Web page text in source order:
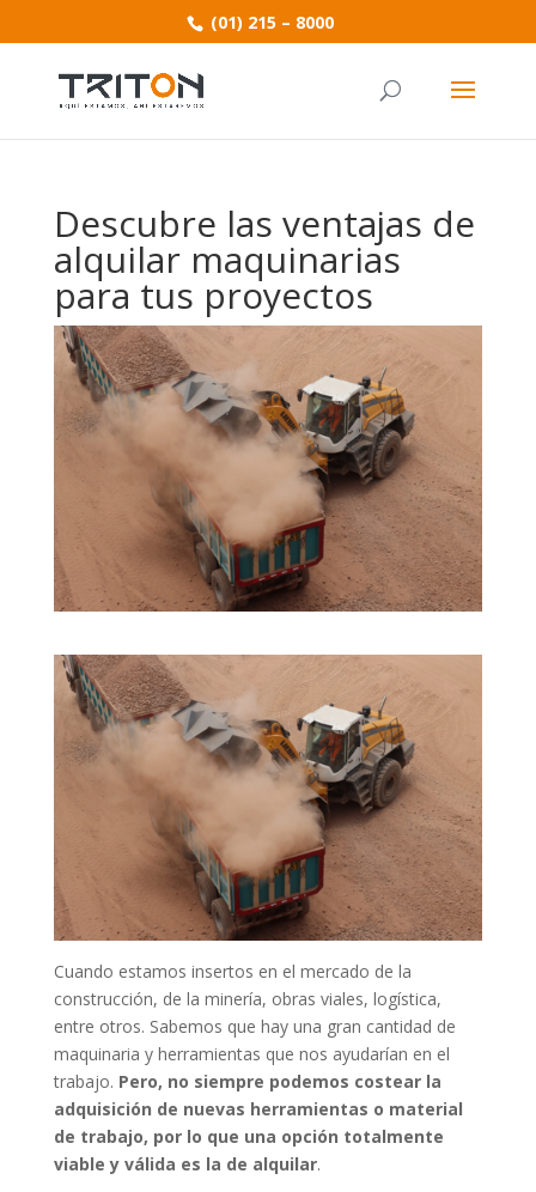
(01) 215 – 8000
Descubre las ventajas de
alquilar maquinarias
para tus proyectos
Cuando estamos insertos en el mercado de la
construcción, de la minería, obras viales, logística,
entre otros. Sabemos que hay una gran cantidad de
maquinaria y herramientas que nos ayudarían en el
trabajo. Pero, no siempre podemos costear la
adquisición de nuevas herramientas o material
de trabajo, por lo que una opción totalmente
viable y válida es la de alquilar.